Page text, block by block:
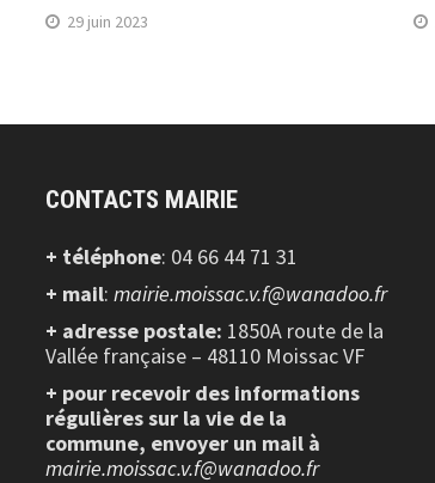
29 juin 2023
CONTACTS MAIRIE
+ téléphone: 04 66 44 71 31
+ mail:mairie.moissac.v.f@wanadoo.fr
+ adresse postale: 1850A route de la
Vallée française – 48110 Moissac VF
+ pour recevoir des informations
régulières sur la vie de la
commune, envoyer un mail à
mairie.moissac.v.f@wanadoo.fr